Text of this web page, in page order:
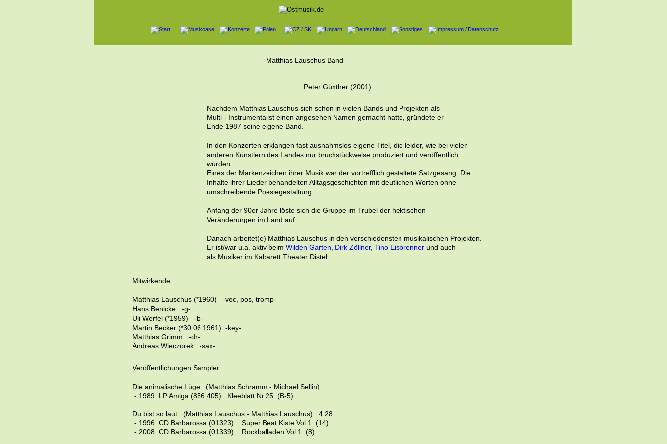
Matthias Lauschus Band
Peter Günther (2001)
.
Nachdem Matthias Lauschus sich schon in vielen Bands und Projekten als
Multi - Instrumentalist einen angesehen Namen gemacht hatte, gründete er
Ende 1987 seine eigene Band.
In den Konzerten erklangen fast ausnahmslos eigene Titel, die leider, wie bei vielen
anderen Künstlern des Landes nur bruchstückweise produziert und veröffentlich
wurden.
Eines der Markenzeichen ihrer Musik war der vortrefflich gestaltete Satzgesang. Die
Inhalte ihrer Lieder behandelten Alltagsgeschichten mit deutlichen Worten ohne
umschreibende Poesiegestaltung.
Anfang der 90er Jahre löste sich die Gruppe im Trubel der hektischen
Veränderungen im Land auf.
Danach arbeitet(e) Matthias Lauschus in den verschiedensten musikalischen Projekten.
Er ist/war u.a. aktiv beim Wilden Garten, Dirk Zöllner, Tino Eisbrenner und auch
als Musiker im Kabarett Theater Distel.
Veröffentlichungen Sampler
Die animalische Lüge
(Matthias Schramm - Michael Sellin)
- 1989  LP Amiga (856 405)   Kleeblatt Nr.25  (B-5)
Du bist so laut
  (Matthias Lauschus - Matthias Lauschus)   4:28
- 1996  CD Barbarossa (01323)    Super Beat Kiste Vol.1  (14)
- 2008  CD Barbarossa (01339)    Rockballaden Vol.1  (8)
Mitwirkende
Matthias Lauschus (*1960)
   -voc, pos, tromp-
Hans Benicke   -g-
Uli Werfel (*1959)
   -b-
Martin Becker (*30.06.1961)
  -key-
Matthias Grimm   -dr-
Andreas Wieczorek   -sax-